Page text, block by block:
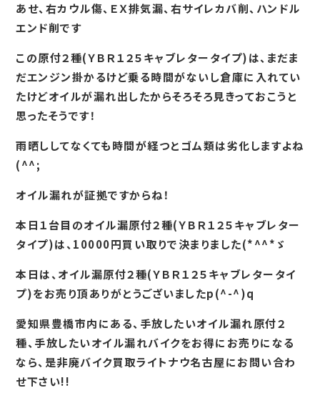
あせ、右カウル傷、ＥＸ排気漏、右サイレカバ削、ハンドル
エンド削です
この原付２種(ＹＢＲ１２５キャブレタータイプ)は、まだま
だエンジン掛かるけど乗る時間がないし倉庫に入れてい
たけどオイルが漏れ出したからそろそろ見きっておこうと
思ったそうです！
雨晒ししてなくても時間が経つとゴム類は劣化しますよね
(^^;
オイル漏れが証拠ですからね！
本日１台目のオイル漏原付２種(ＹＢＲ１２５キャブレター
タイプ)は、10000円買い取りで決まりました(*^^*ゞ
本日は、オイル漏原付２種(ＹＢＲ１２５キャブレタータイ
プ)をお売り頂ありがとうございましたp(^-^)q
愛知県豊橋市内にある、手放したいオイル漏れ原付２
種、手放したいオイル漏れバイクをお得にお売りになる
なら、是非廃バイク買取ライトナウ名古屋にお問い合わ
せ下さい!!